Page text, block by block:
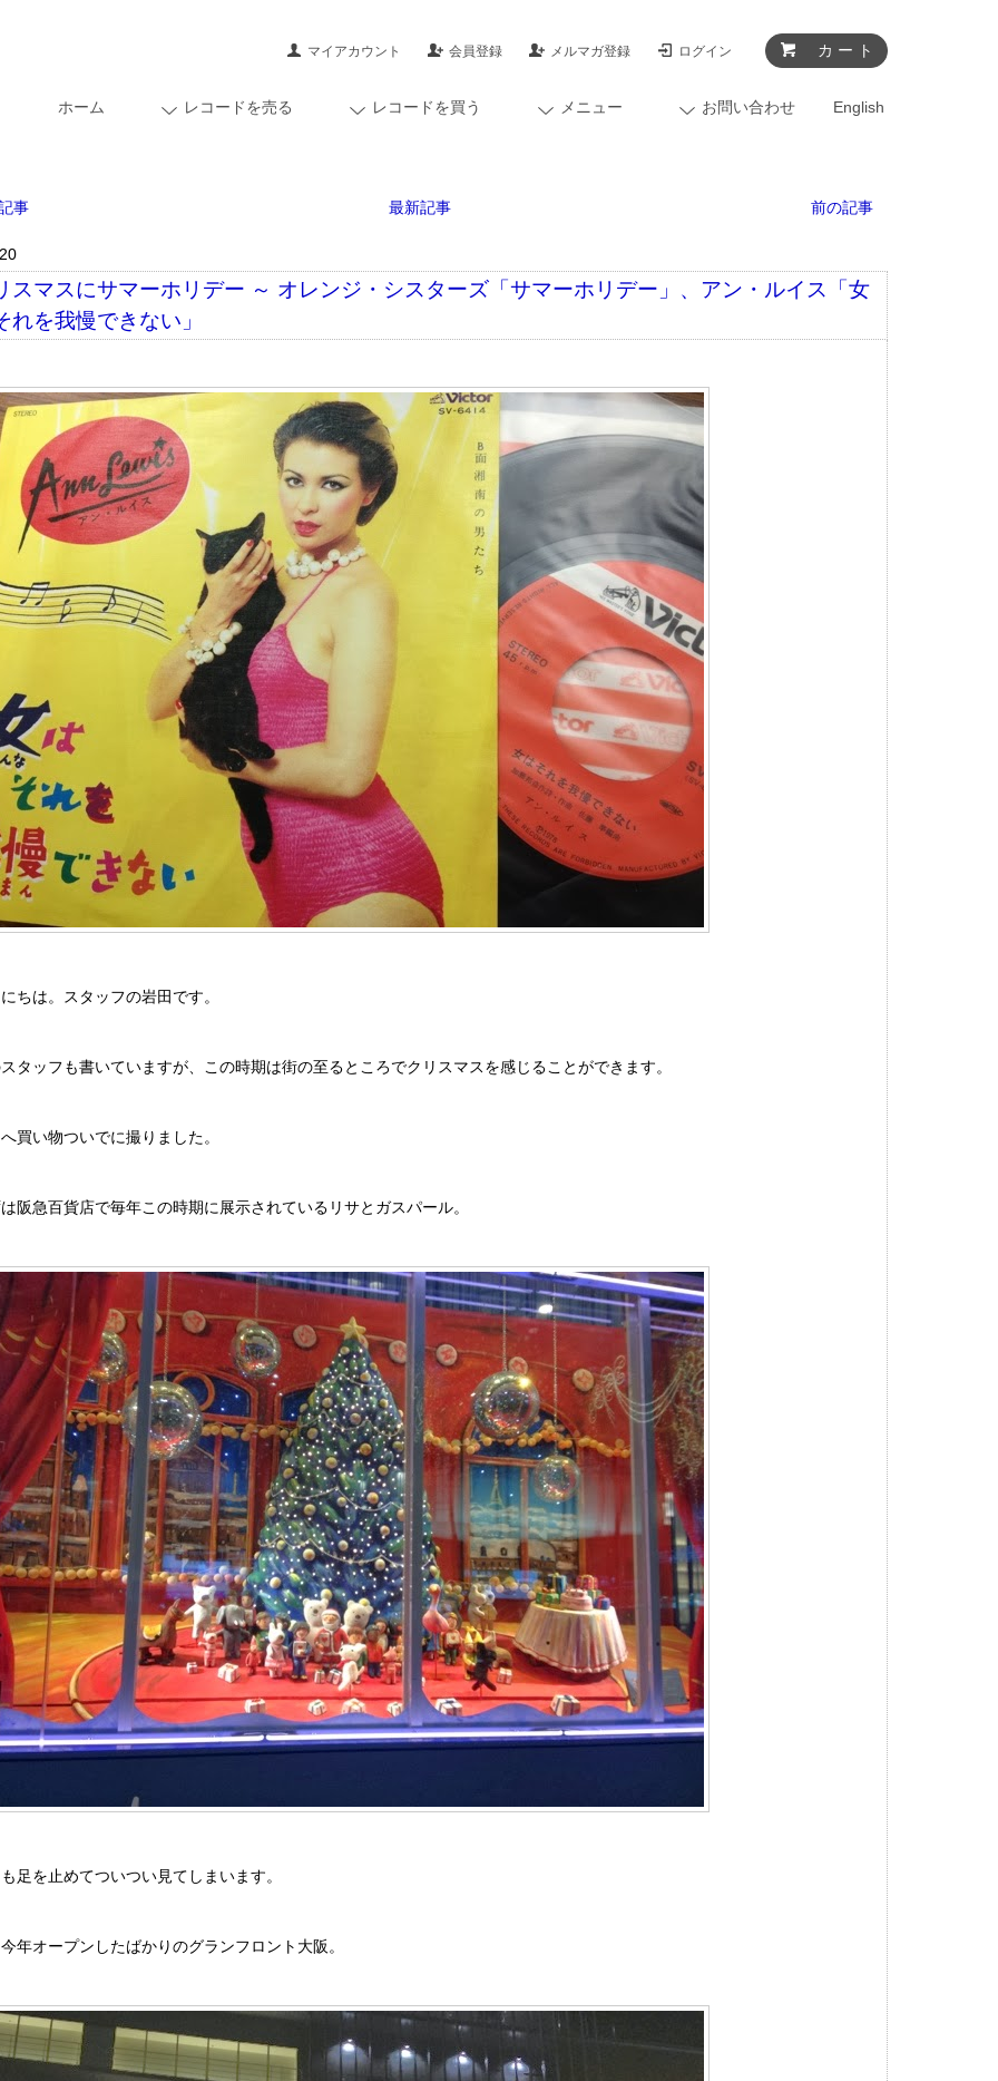
カ ー ト
マイアカウント 会員登録 メルマガ登録 ログイン
ホーム レコードを売る レコードを買う メニュー お問い合わせ English
事 最新記事 前の記事
スマスにサマーホリデー ～ オレンジ・シスターズ「サマーホリデー」、アン・ルイス「女
れを我慢できない」
ちは。スタッフの岩田です。
タッフも書いていますが、この時期は街の至るところでクリスマスを感じることができます。
買い物ついでに撮りました。
阪急百貨店で毎年この時期に展示されているリサとガスパール。
足を止めてついつい見てしまいます。
年オープンしたばかりのグランフロント大阪。